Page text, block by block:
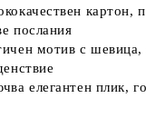
картон,
послания
мотив с
елегантен плик,